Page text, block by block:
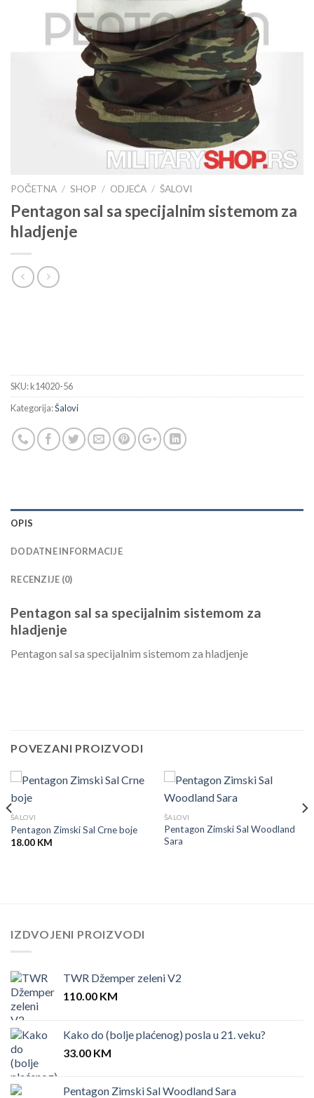
POČETNA / SHOP / ODJEĆA / ŠALOVI
Pentagon sal sa specijalnim sistemom za
hladjenje
SKU:k14020-56
Kategorija:Šalovi
OPIS
DODATNE INFORMACIJE
RECENZIJE (0)
Pentagon sal sa specijalnim sistemom za
hladjenje
Pentagon sal sa specijalnim sistemom za hladjenje
POVEZANI PROIZVODI
ŠALOVI
Pentagon Zimski Sal Crne boje
18.00 KM
ŠALOVI
Pentagon Zimski Sal Woodland
Sara
IZDVOJENI PROIZVODI
TWR Džemper zeleni V2
110.00 KM
Kako do (bolje plaćenog) posla u 21. veku?
33.00 KM
Pentagon Zimski Sal Woodland Sara